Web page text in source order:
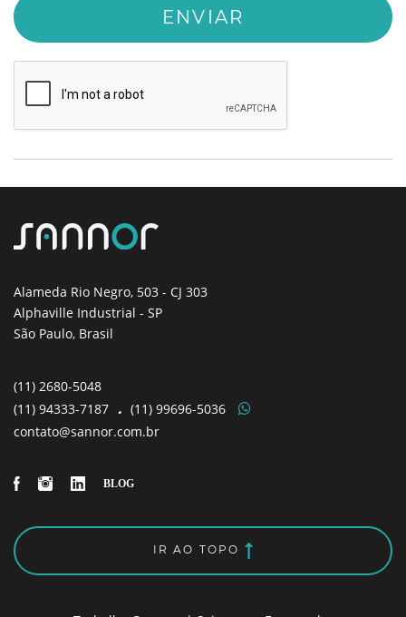
Alameda Rio Negro, 503 - CJ 303
Alphaville Industrial - SP
São Paulo, Brasil
(11) 2680-5048
(11) 94333-7187 . (11) 99696-5036
contato@sannor.com.br
IR AO TOPO